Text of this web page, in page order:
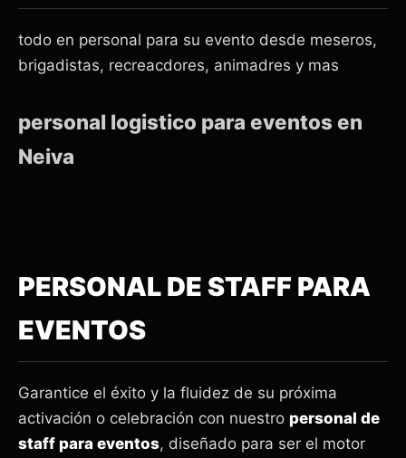
todo en personal para su evento desde meseros,
brigadistas, recreacdores, animadres y mas
personal logistico para eventos en
Neiva
PERSONAL DE STAFF PARA
EVENTOS
Garantice el éxito y la fluidez de su próxima
activación o celebración con nuestro personal de
staff para eventos, diseñado para ser el motor